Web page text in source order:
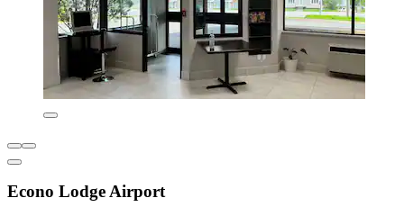
Econo Lodge Airport